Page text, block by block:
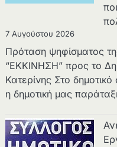
7 Αυγούστου 2026
Πρόταση ψηφίσματος
“ΕΚΚΙΝΗΣΗ” προς το
Κατερίνης Στο
η δημοτική μας